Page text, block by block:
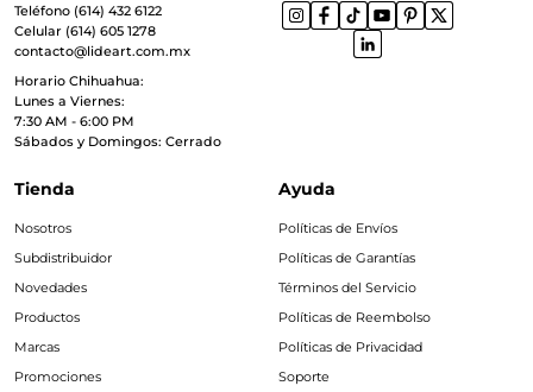
Teléfono (614) 432 6122
Celular (614) 605 1278
contacto@lideart.com.mx
Horario Chihuahua:
Lunes a Viernes:
7:30 AM - 6:00 PM
Sábados y Domingos: Cerrado
Tienda
Nosotros
Subdistribuidor
Novedades
Productos
Marcas
Promociones
Ayuda
Políticas de Envíos
Políticas de Garantías
Términos del Servicio
Políticas de Reembolso
Políticas de Privacidad
Soporte